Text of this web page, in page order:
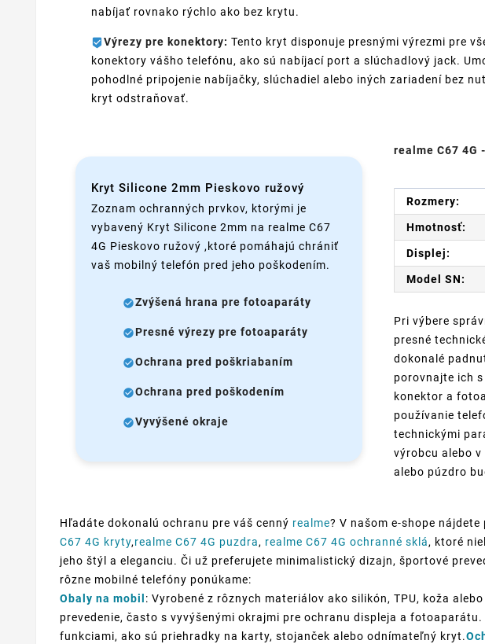
nabíjať rovnako rýchlo ako bez krytu.
Výrezy pre konektory: Tento kryt disponuje presnými výrezmi pre
konektory vášho telefónu, ako sú nabíjací port a slúchadlový jack.
pohodlné pripojenie nabíjačky, slúchadiel alebo iných zariadení bez
kryt odstraňovať.
Kryt Silicone 2mm Pieskovo ružový
Zoznam ochranných prvkov, ktorými je
vybavený Kryt Silicone 2mm na realme C67
4G Pieskovo ružový ,ktoré pomáhajú chrániť
vaš mobilný telefón pred jeho poškodením.
Zvýšená hrana pre fotoaparáty
Presné výrezy pre fotoaparáty
Ochrana pred poškriabaním
Ochrana pred poškodením
Vyvýšené okraje
realme C67 4G
Rozmery:
Hmotnosť:
Displej:
Model SN:
Pri výbere
presné
dokonalé
porovnajte ich
konektor a
používanie
technickými
výrobcu alebo
alebo púzdro
Hľadáte dokonalú ochranu pre váš cenný realme? V našom e-shope nájdete
C67 4G kryty,realme C67 4G puzdra, realme C67 4G ochranné sklá, ktoré
jeho štýl a eleganciu. Či už preferujete minimalistický dizajn, športové
rôzne mobilné telefóny ponúkame:
Obaly na mobil : Vyrobené z rôznych materiálov ako silikón, TPU, koža
prevedenie, často s vyvýšenými okrajmi pre ochranu displeja a
funkciami, ako sú priehradky na karty, stojanček alebo odnímateľný kryt.